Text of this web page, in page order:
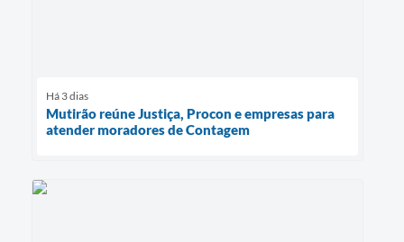
Há 3 dias
Mutirão reúne Justiça, Procon e empresas para
atender moradores de Contagem